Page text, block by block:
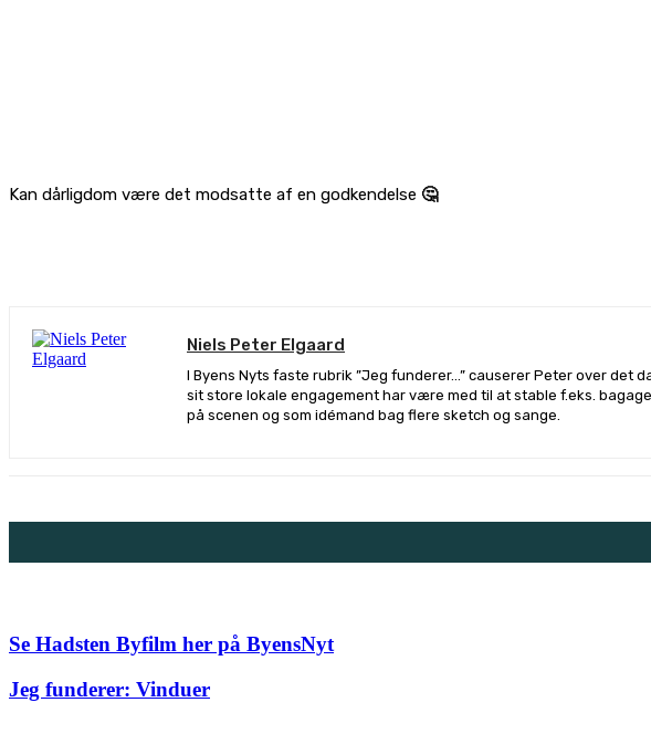
Kan dårligdom være det modsatte af en godkendelse 🤔
Niels Peter Elgaard
I Byens Nyts faste rubrik ”Jeg funderer…” causerer Peter over
sit store lokale engagement har være med til at stable f.eks.
på scenen og som idémand bag flere sketch og sange.
Se Hadsten Byfilm her på ByensNyt
Jeg funderer: Vinduer